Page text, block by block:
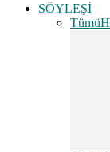
SÖYLEŞİ
Tümü